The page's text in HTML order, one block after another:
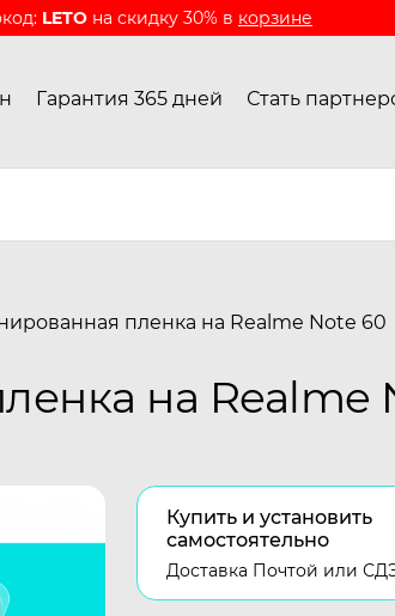
LETO на скидку 30% в корзине
Гарантия 365 дней Стать
пленка на Realme Note 60
на Realme
Купить и установить
самостоятельно
Доставка Почтой или